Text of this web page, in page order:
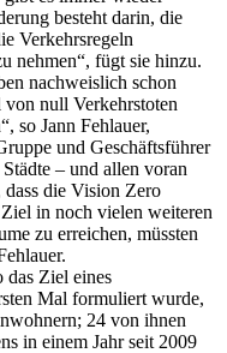
besteht darin, die
Verkehrsregeln
nehmen“, fügt sie hinzu.
nachweislich schon
von null Verkehrstoten
so Jann Fehlauer,
und Geschäftsführer
– und allen voran
dass die Vision Zero
in noch vielen weiteren
zu erreichen, müssten
Ziel eines
Mal formuliert wurde,
24 von ihnen
in einem Jahr seit 2009